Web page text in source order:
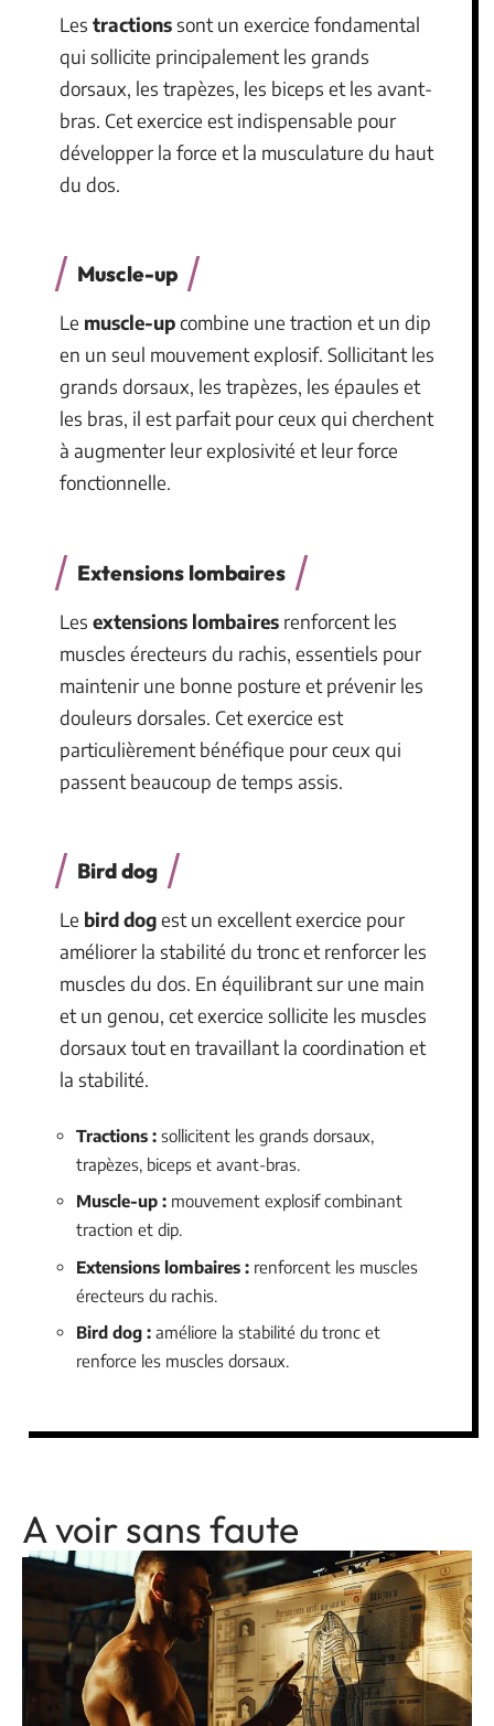
Les tractionssont un exercice fondamental
qui sollicite principalement les grands
dorsaux, les trapèzes, les biceps et les avant-
bras. Cet exercice est indispensable pour
développer la force et la musculature du haut
du dos.
Muscle-up
Le muscle-upcombine une traction et un dip
en un seul mouvement explosif. Sollicitant les
grands dorsaux, les trapèzes, les épaules et
les bras, il est parfait pour ceux qui cherchent
à augmenter leur explosivité et leur force
fonctionnelle.
Extensions lombaires
Les extensions lombaires renforcent les
muscles érecteurs du rachis, essentiels pour
maintenir une bonne posture et prévenir les
douleurs dorsales. Cet exercice est
particulièrement bénéfique pour ceux qui
passent beaucoup de temps assis.
Bird dog
Le bird dogest un excellent exercice pour
améliorer la stabilité du tronc et renforcer les
muscles du dos. En équilibrant sur une main
et un genou, cet exercice sollicite les muscles
dorsaux tout en travaillant la coordination et
la stabilité.
Tractions : sollicitent les grands dorsaux,
trapèzes, biceps et avant-bras.
Muscle-up : mouvement explosif combinant
traction et dip.
Extensions lombaires : renforcent les muscles
érecteurs du rachis.
Bird dog : améliore la stabilité du tronc et
renforce les muscles dorsaux.
A voir sans faute